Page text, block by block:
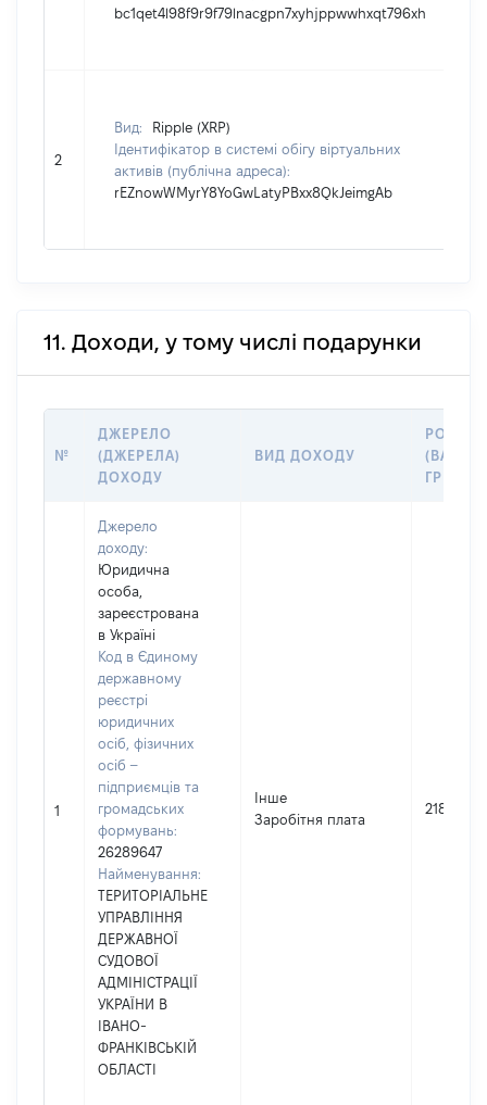
bc1qet4l98f9r9f79lnacgpn7xyhjppwwhxqt796xh
2
Вид:
Ripple (XRP)
Ідентифікатор в системі обігу віртуальних
активів (публічна адреса):
rEZnowWMyrY8YoGwLatyPBxx8QkJeimgAb
11. Доходи, у тому числі подарунки
№
ДЖЕРЕЛО
(ДЖЕРЕЛА)
ДОХОДУ
ВИД ДОХОДУ
РОЗМІР
ГРН
1
Джерело
доходу:
Юридична
особа,
зареєстрована
в Україні
Код в Єдиному
державному
реєстрі
юридичних
осіб, фізичних
осіб –
підприємців та
громадських
формувань:
26289647
Найменування:
ТЕРИТОРІАЛЬНЕ
УПРАВЛІННЯ
ДЕРЖАВНОЇ
СУДОВОЇ
АДМІНІСТРАЦІЇ
УКРАЇНИ В
ІВАНО-
ФРАНКІВСЬКІЙ
ОБЛАСТІ
Інше
Заробітня плата
2188